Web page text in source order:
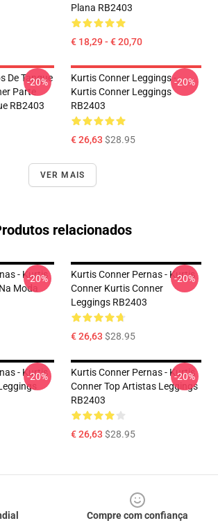
Plana RB2403
€ 18,29 - € 20,70
De Tanque
Parte
RB2403
-20%
Kurtis Conner Leggings -
Kurtis Conner Leggings
RB2403
€ 26,63 $28.95
-20%
VER MAIS
relacionados
- Kurtis
Moda
-20%
Kurtis Conner Pernas - Kurtis
Conner Kurtis Conner
Leggings RB2403
€ 26,63 $28.95
-20%
- Kurtis
-20%
Kurtis Conner Pernas - Kurtis
Conner Top Artistas Leggings
RB2403
€ 26,63 $28.95
-20%
Compre com confiança